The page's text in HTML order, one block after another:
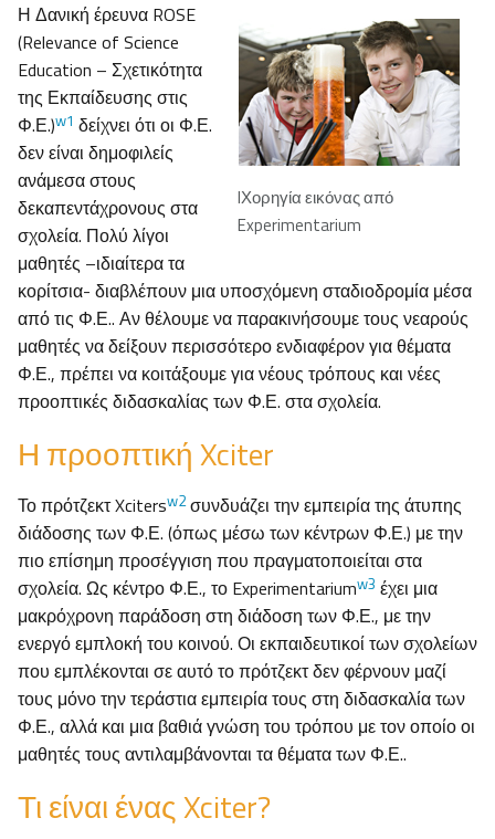
IΧορηγία εικόνας από
Experimentarium
Η Δανική έρευνα ROSE
(Relevance of Science
Education – Σχετικότητα
της Εκπαίδευσης στις
Φ.Ε.)w1 δείχνει ότι οι Φ.Ε.
δεν είναι δημοφιλείς
ανάμεσα στους
δεκαπεντάχρονους στα
σχολεία. Πολύ λίγοι
μαθητές –ιδιαίτερα τα
κορίτσια- διαβλέπουν μια υποσχόμενη σταδιοδρομία μέσα
από τις Φ.Ε.. Αν θέλουμε να παρακινήσουμε τους νεαρούς
μαθητές να δείξουν περισσότερο ενδιαφέρον για θέματα
Φ.Ε., πρέπει να κοιτάξουμε για νέους τρόπους και νέες
προοπτικές διδασκαλίας των Φ.Ε. στα σχολεία.
Η προοπτική Xciter
Το πρότζεκτ Xcitersw2συνδυάζει την εμπειρία της άτυπης
διάδοσης των Φ.Ε. (όπως μέσω των κέντρων Φ.Ε.) με την
πιο επίσημη προσέγγιση που πραγματοποιείται στα
σχολεία. Ως κέντρο Φ.Ε., το Experimentariumw3 έχει μια
μακρόχρονη παράδοση στη διάδοση των Φ.Ε., με την
ενεργό εμπλοκή του κοινού. Οι εκπαιδευτικοί των σχολείων
που εμπλέκονται σε αυτό το πρότζεκτ δεν φέρνουν μαζί
τους μόνο την τεράστια εμπειρία τους στη διδασκαλία των
Φ.Ε., αλλά και μια βαθιά γνώση του τρόπου με τον οποίο οι
μαθητές τους αντιλαμβάνονται τα θέματα των Φ.Ε..
Τι είναι ένας Xciter?